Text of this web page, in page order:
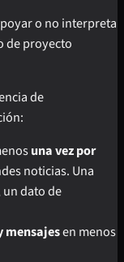
o no interpreta
de proyecto
de
una vez por
noticias. Una
dato de
mensajesen menos